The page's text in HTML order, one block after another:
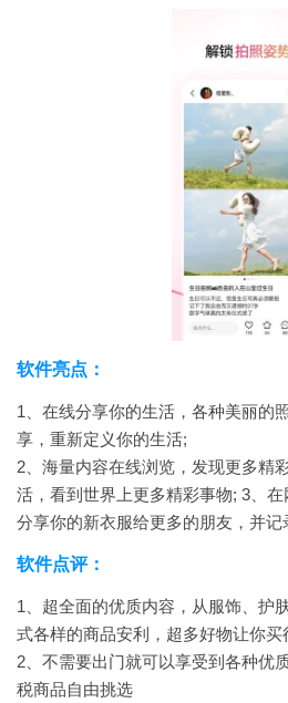
软件亮点：
1、在线分享你的生活，各种美丽的
享，重新定义你的生活;
2、海量内容在线浏览，发现更多精
活，看到世界上更多精彩事物; 3、在
分享你的新衣服给更多的朋友，并记
软件点评：
1、超全面的优质内容，从服饰、护
式各样的商品安利，超多好物让你买
2、不需要出门就可以享受到各种优
税商品自由挑选